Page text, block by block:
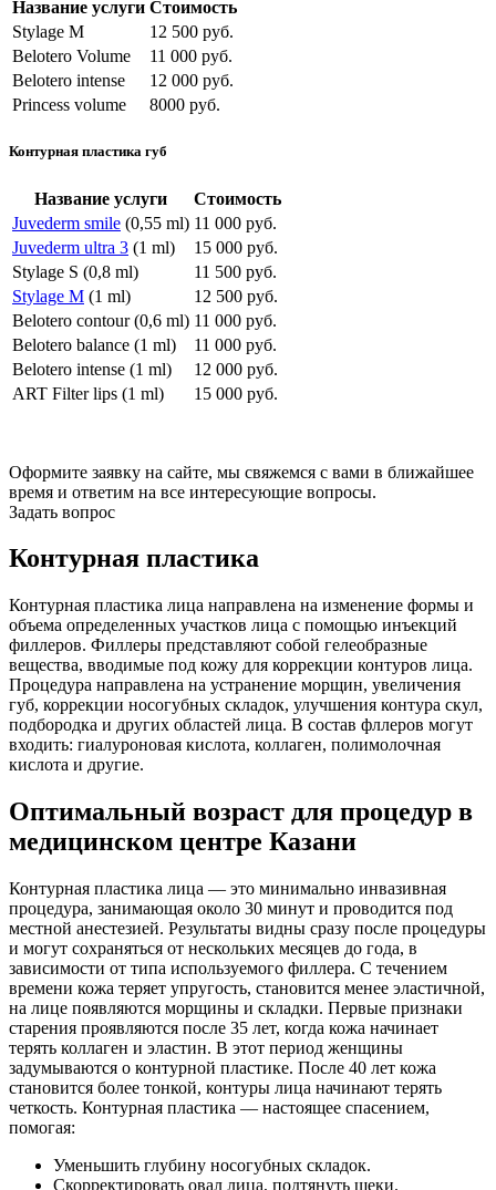
Название услуги Стоимость
Stylage M
12 500 руб.
Belotero Volume
11 000 руб.
Belotero intense
12 000 руб.
Princess volume
8000 руб.
Контурная пластика губ
Название услуги
Стоимость
Juvederm smile (0,55 ml) 11 000 руб.
Juvederm ultra 3 (1 ml)
15 000 руб.
Stylage S (0,8 ml)
11 500 руб.
Stylage M (1 ml)
12 500 руб.
Belotero contour(0,6 ml) 11 000 руб.
Belotero balance (1 ml)
11 000 руб.
Belotero intense (1 ml)
12 000 руб.
ART Filter lips (1 ml) 15 000 руб.
Оформите заявку на сайте, мы свяжемся с вами в ближайшее
время и ответим на все интересующие вопросы.
Задать вопрос
Контурная пластика
Контурная пластика лица направлена на изменение формы и
объема определенных участков лица с помощью инъекций
филлеров. Филлеры представляют собой гелеобразные
вещества, вводимые под кожу для коррекции контуров лица.
Процедура направлена на устранение морщин, увеличения
губ, коррекции носогубных складок, улучшения контура скул,
подбородка и других областей лица. В состав фллеров могут
входить: гиалуроновая кислота, коллаген, полимолочная
кислота и другие.
Оптимальный возраст для процедур в
медицинском центре Казани
Контурная пластика лица — это минимально инвазивная
процедура, занимающая около 30 минут и проводится под
местной анестезией. Результаты видны сразу после процедуры
и могут сохраняться от нескольких месяцев до года, в
зависимости от типа используемого филлера. С течением
времени кожа теряет упругость, становится менее эластичной,
на лице появляются морщины и складки. Первые признаки
старения проявляются после 35 лет, когда кожа начинает
терять коллаген и эластин. В этот период женщины
задумываются о контурной пластике. После 40 лет кожа
становится более тонкой, контуры лица начинают терять
четкость. Контурная пластика — настоящее спасением,
помогая:
Уменьшить глубину носогубных складок.
Скорректировать овал лица, подтянуть щеки.